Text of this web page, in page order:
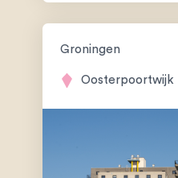
Groningen
Oosterpoortwijk